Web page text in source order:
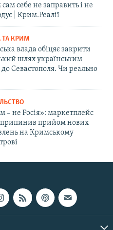
себе не заправить і не
| Крим.Реалії
ТА КРИМ
влада обіцяє закрити
шлях українським
Севастополя. Чи реально
– не Росія»: маркетплейс
припинив прийом нових
на Кримському